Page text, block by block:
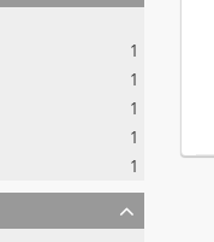
1
1
1
1
1